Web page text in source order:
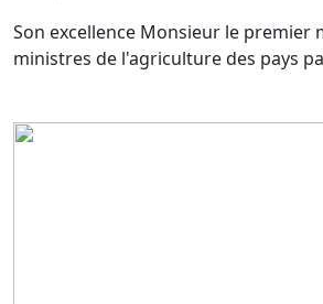
Son excellence Monsieur le premier
ministres de l'agriculture des pays